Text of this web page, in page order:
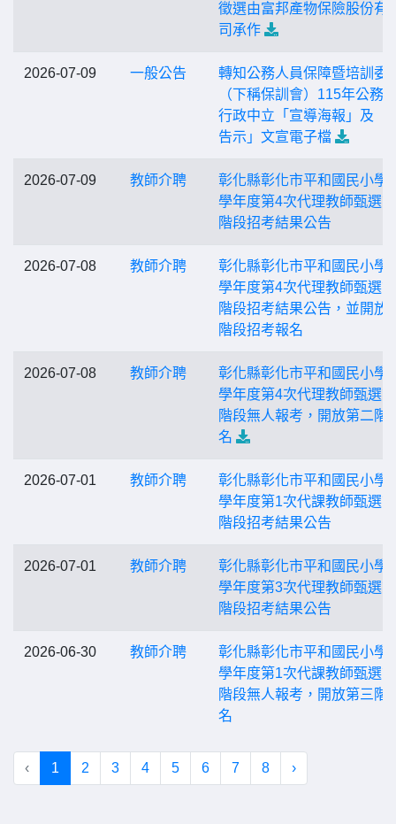
徵選由富邦產物保險股份有
司承作
2026-07-09 一般公告
轉知公務人員保障暨培訓委
（下稱保訓會）115年公務
行政中立「宣導海報」及「
告示」文宣電子檔
2026-07-09 教師介聘
彰化縣彰化市平和國民小學
學年度第4次代理教師甄選
階段招考結果公告
2026-07-08 教師介聘
彰化縣彰化市平和國民小學
學年度第4次代理教師甄選
階段招考結果公告，並開放
階段招考報名
2026-07-08 教師介聘
彰化縣彰化市平和國民小學
學年度第4次代理教師甄選
階段無人報考，開放第二階
名
2026-07-01 教師介聘
彰化縣彰化市平和國民小學
學年度第1次代課教師甄選
階段招考結果公告
2026-07-01 教師介聘
彰化縣彰化市平和國民小學
學年度第3次代理教師甄選
階段招考結果公告
2026-06-30 教師介聘
彰化縣彰化市平和國民小學
學年度第1次代課教師甄選
階段無人報考，開放第三階
名
‹ 1 2 3 4 5 6 7 8 ›